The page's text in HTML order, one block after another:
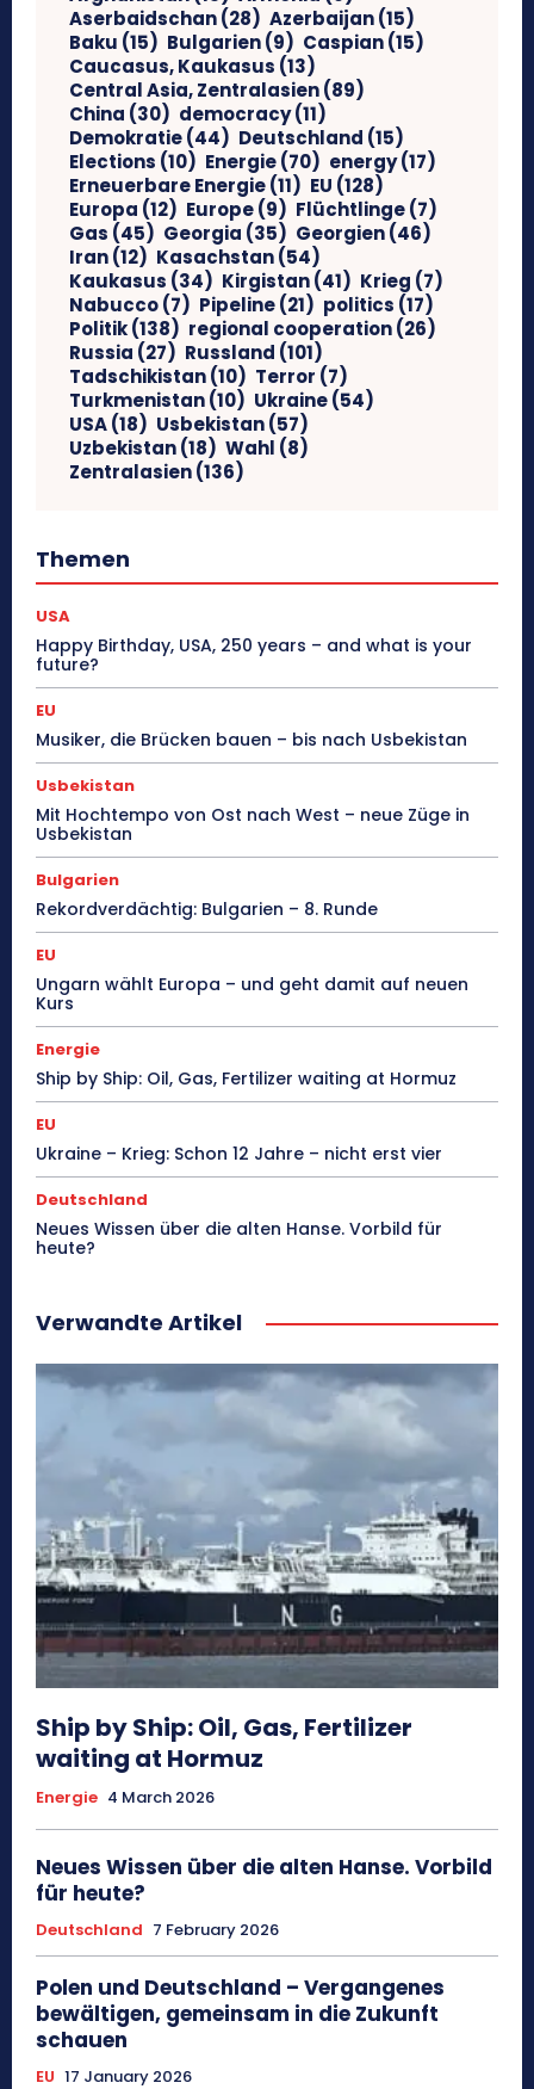
Aserbaidschan(28) Azerbaijan(15)
Baku (15) Bulgarien(9) Caspian(15)
Caucasus, Kaukasus (13)
Central Asia, Zentralasien(89)
China (30) democracy(11)
Demokratie(44) Deutschland (15)
Elections (10) Energie(70) energy(17)
Erneuerbare Energie(11) EU (128)
Europa (12) Europe(9) Flüchtlinge(7)
Gas (45) Georgia (35) Georgien(46)
Iran(12) Kasachstan(54)
Kaukasus (34) Kirgistan(41) Krieg (7)
Nabucco(7) Pipeline(21) politics (17)
Politik(138) regional cooperation(26)
Russia (27) Russland (101)
Tadschikistan(10) Terror (7)
Turkmenistan(10) Ukraine(54)
USA(18) Usbekistan(57)
Uzbekistan(18) Wahl (8)
Zentralasien(136)
Themen
USA
Happy Birthday, USA, 250 years – and what is your
future?
EU
Musiker, die Brücken bauen – bis nach Usbekistan
Usbekistan
Mit Hochtempo von Ost nach West – neue Züge in
Usbekistan
Bulgarien
Rekordverdächtig: Bulgarien – 8. Runde
EU
Ungarn wählt Europa – und geht damit auf neuen
Kurs
Energie
Ship by Ship: Oil, Gas, Fertilizer waiting at Hormuz
EU
Ukraine – Krieg: Schon 12 Jahre – nicht erst vier
Deutschland
Neues Wissen über die alten Hanse. Vorbild für
heute?
Verwandte Artikel
Ship by Ship: Oil, Gas, Fertilizer
waiting at Hormuz
Energie 4 March 2026
Neues Wissen über die alten Hanse. Vorbild
für heute?
Deutschland 7 February 2026
Polen und Deutschland – Vergangenes
bewältigen, gemeinsam in die Zukunft
schauen
EU 17 January 2026